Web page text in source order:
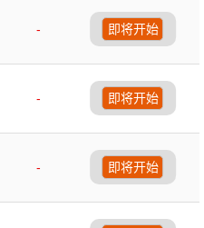
-
即将开始
-
即将开始
-
即将开始